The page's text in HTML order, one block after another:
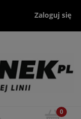
Zaloguj się